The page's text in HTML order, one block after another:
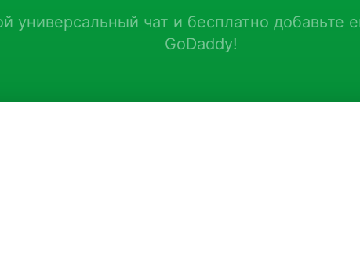
универсальный чат и бесплатно добавьте
GoDaddy!